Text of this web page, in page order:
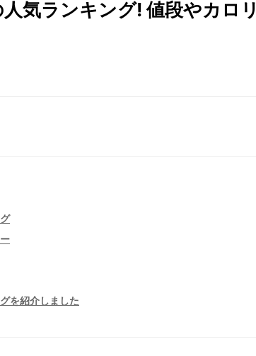
気ランキング! 値段やカロリ
を紹介しました